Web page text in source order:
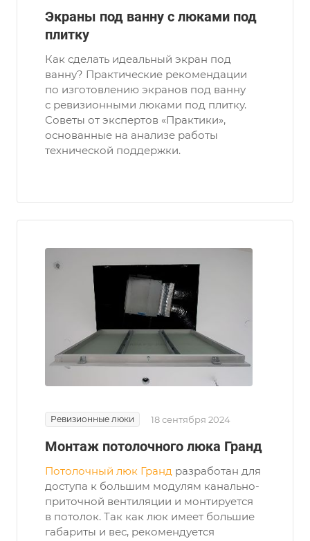
Экраны под ванну с люками под
плитку
Как сделать идеальный экран под
ванну? Практические рекомендации
по изготовлению экранов под ванну
с ревизионными люками под плитку.
Советы от экспертов «Практики»,
основанные на анализе работы
технической поддержки.
Ревизионные люки 18 сентября 2024
Монтаж потолочного люка Гранд
Потолочный люк Гранд разработан для
доступа к большим модулям канально-
приточной вентиляции и монтируется
в потолок. Так как люк имеет большие
габариты и вес, рекомендуется